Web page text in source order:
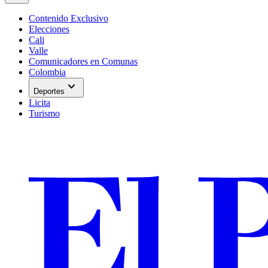
Contenido Exclusivo
Elecciones
Cali
Valle
Comunicadores en Comunas
Colombia
Deportes expand_more
Licita
Turismo